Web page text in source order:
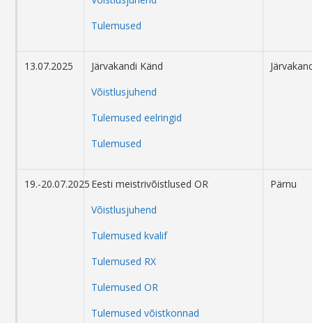
Tulemused
13.07.2025
Järvakandi Känd
Võistlusjuhend
Tulemused eelringid
Tulemused
19.-20.07.2025 Eesti meistrivõistlused OR
Võistlusjuhend
Tulemused kvalif
Tulemused RX
Tulemused OR
Tulemused võistkonnad
Pärnu